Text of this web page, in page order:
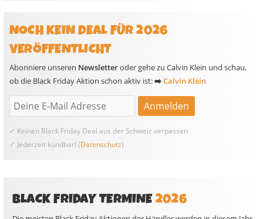
NOCH KEIN DEAL FÜR 2026
VERÖFFENTLICHT
Abonniere unseren Newsletteroder gehe zu Calvin Klein und schau,
ob die Black Friday Aktion schon aktiv ist:➡️Calvin Klein
✓ Keinen Black Friday Deal aus der Schweiz verpassen
✓ Jederzeit kündbar! (Datenschutz)
BLACK FRIDAY TERMINE2026